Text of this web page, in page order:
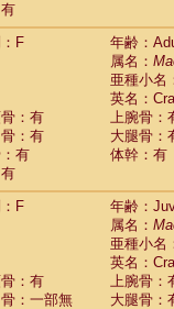
F
年齢：
属名：
亜種小名
英名：
：有
上腕骨：
：有
大腿骨：
有
体幹：有
F
年齢：
属名：
亜種小名
英名：
：有
上腕骨：
：一部無
大腿骨：